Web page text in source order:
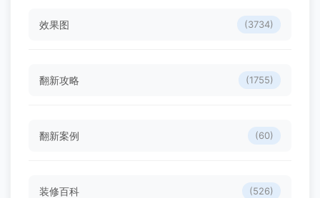
效果图 (3734)
翻新攻略 (1755)
翻新案例 (60)
装修百科 (526)